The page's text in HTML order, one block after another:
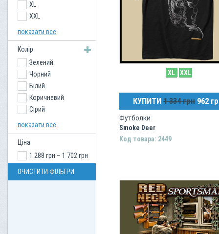
XL XXL
КУПИТИ 1 334 грн 962
Футболки
Smoke Deer
Код товара: 2449
XL
XXL
показати все
Колір
Зелений
Чорний
Білий
Коричневий
Сірий
Пісочний
Синій
показати все
Ціна
1 288 грн – 1 702 грн
ОЧИСТИТИ ФІЛЬТРИ